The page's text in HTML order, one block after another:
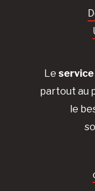
Le
partout au
le